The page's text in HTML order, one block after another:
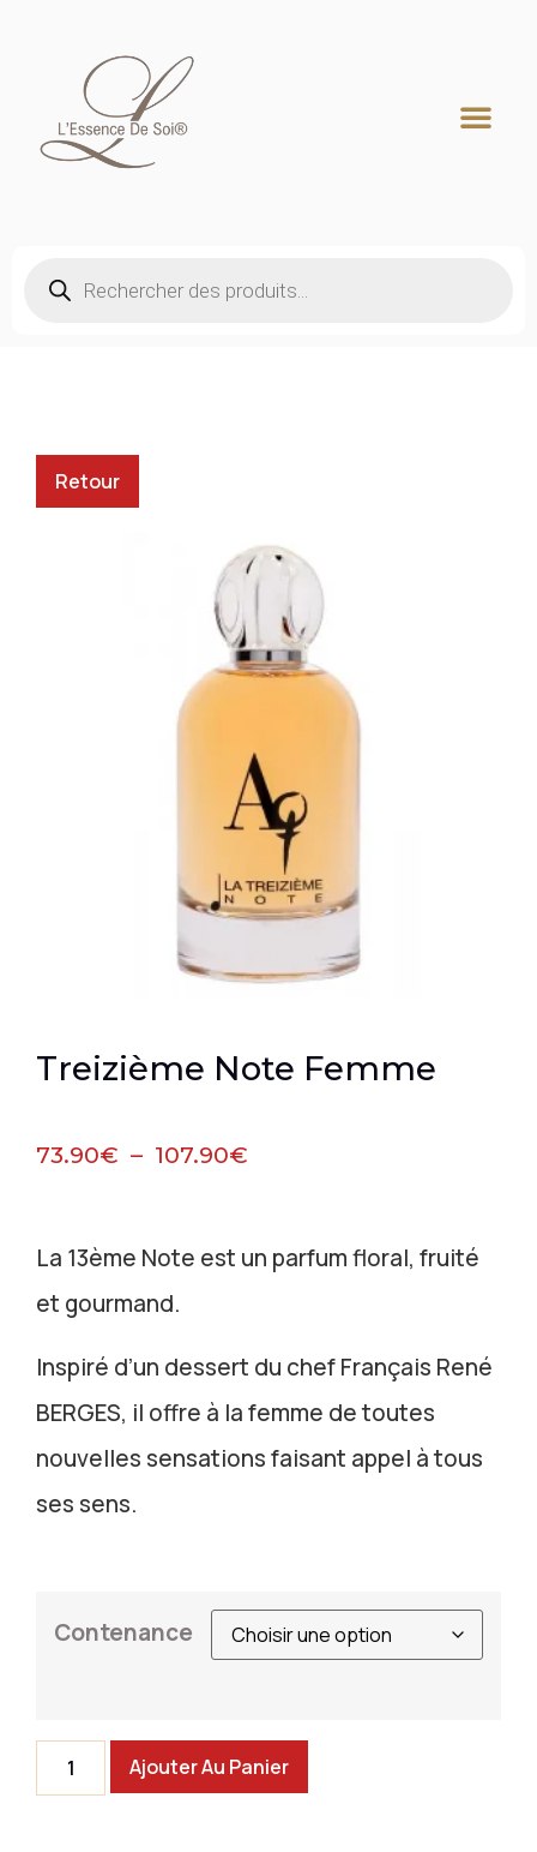
Retour
Treizième Note Femme
73.90€ – 107.90€
La 13ème Note est un parfum floral, fruité
et gourmand.
Inspiré d’un dessert du chef Français René
BERGES, il offre à la femme de toutes
nouvelles sensations faisant appel à tous
ses sens.
Contenance
Ajouter Au Panier